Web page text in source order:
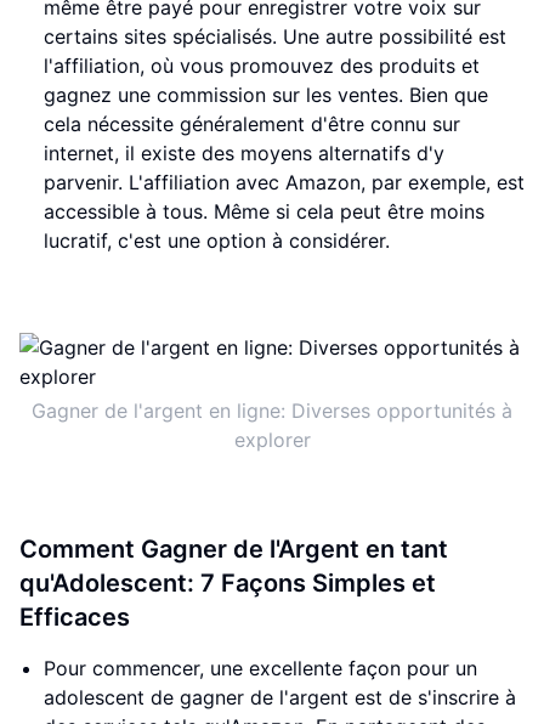
même être payé pour enregistrer votre voix sur
certains sites spécialisés. Une autre possibilité est
l'affiliation, où vous promouvez des produits et
gagnez une commission sur les ventes. Bien que
cela nécessite généralement d'être connu sur
internet, il existe des moyens alternatifs d'y
parvenir. L'affiliation avec Amazon, par exemple, est
accessible à tous. Même si cela peut être moins
lucratif, c'est une option à considérer.
Gagner de l'argent en ligne: Diverses opportunités à
explorer
Comment Gagner de l'Argent en tant
qu'Adolescent: 7 Façons Simples et
Efficaces
Pour commencer, une excellente façon pour un
adolescent de gagner de l'argent est de s'inscrire à